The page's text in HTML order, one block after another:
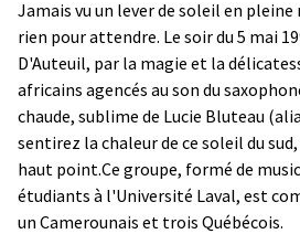
Jamais vu un lever de soleil en pleine
rien pour attendre. Le soir du 5 mai
D'Auteuil, par la magie et la
africains agencés au son du
chaude, sublime de Lucie Bluteau
sentirez la chaleur de ce soleil du
haut point.Ce groupe, formé de
étudiants à l'Université Laval, est
un Camerounais et trois Québécois.